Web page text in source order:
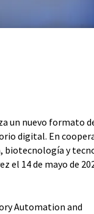
un nuevo formato
digital. En
biotecnología y
14 de mayo de
Automation and